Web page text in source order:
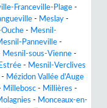
Franceville-Plage -
- Meslay -
- Mesnil-
Panneville -
Mesnil-sous-Vienne -
- Mesnil-Verclives
- Mézidon Vallée d'Auge
Millebosc - Millières -
- Monceaux-en-